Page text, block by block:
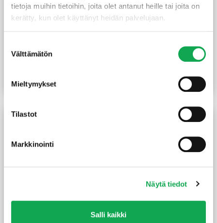
tietoja muihin tietoihin, joita olet antanut heille tai joita on
kerätty, kun olet käyttänyt heidän palvelujaan.
valinta
Välttämätön
Mieltymykset
Tilastot
Markkinointi
Näytä tiedot
Salli kaikki
mm sinkitty
Lue lisää
ruostumaton A2 kirkas
Kulmalevy 62x83x40x2